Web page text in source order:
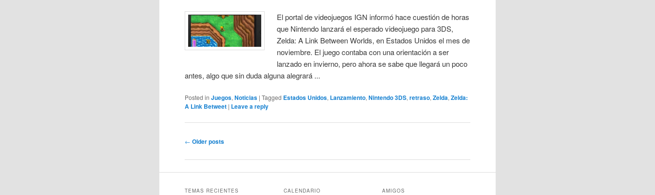
El portal de videojuegos IGN informó hace cuestión de horas
que Nintendo lanzará el esperado videojuego para 3DS,
Zelda: A Link Between Worlds, en Estados Unidos el mes de
noviembre. El juego contaba con una orientación a ser
lanzado en invierno, pero ahora se sabe que llegará un poco
antes, algo que sin duda alguna alegrará ...
Posted in Juegos,Noticias |Tagged Estados Unidos, Lanzamiento,Nintendo 3DS,retraso,Zelda,Zelda:
A Link Betweet | Leave a reply
Post
← Older posts
TEMAS RECIENTES CALENDARIO AMIGOS